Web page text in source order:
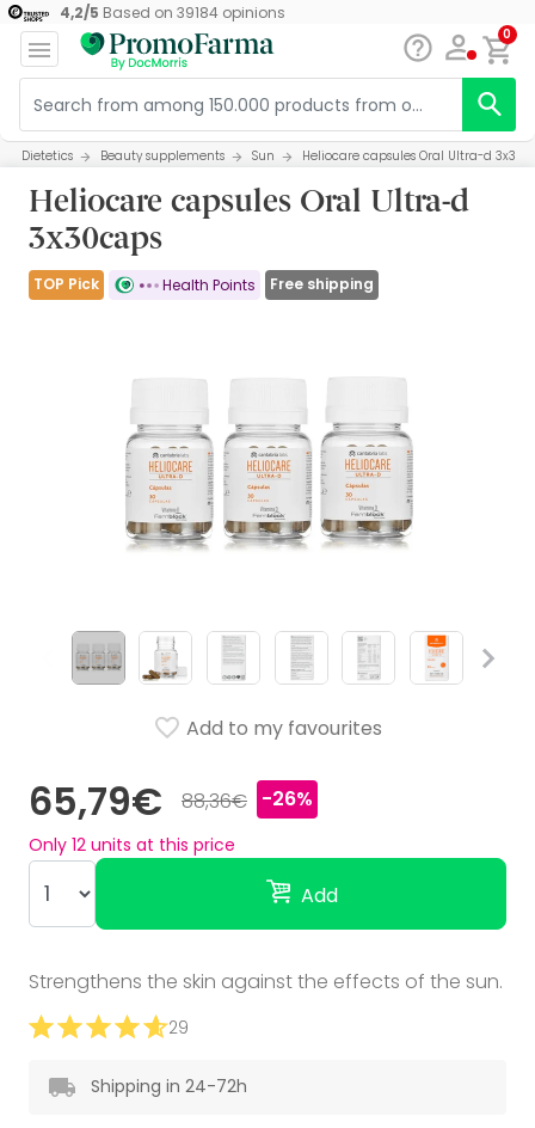
4,2/5 Based on 39184 opinions
0
Dietetics Beauty supplements Sun Heliocare capsules Oral Ultra-d
Heliocare capsules Oral Ultra-d
3x30caps
TOP Pick Health Points Free shipping
65,79€ 88,36€ -26%
Only 12 units at this price
Add
Add to my favourites
Strengthens the skin against the effects of the sun.
29
Shipping in 24-72h